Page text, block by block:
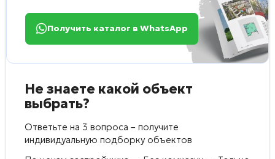
Получить каталог в WhatsApp
Не знаете какой объект
выбрать?
Ответьте на 3 вопроса – получите
индивидуальную подборку объектов